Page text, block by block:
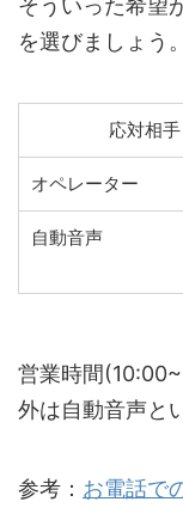
そういった希望
を選びましょう。
応対相手
オペレーター
自動音声
営業時間
外は自動音声と
参考： お電話で